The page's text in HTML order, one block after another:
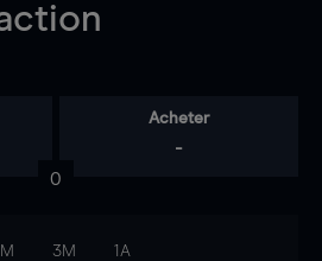
Acheter
-
0
3M 1A